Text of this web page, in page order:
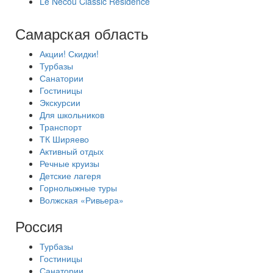
Самарская область
Акции! Скидки!
Турбазы
Санатории
Гостиницы
Экскурсии
Для школьников
Транспорт
ТК Ширяево
Активный отдых
Речные круизы
Детские лагеря
Горнолыжные туры
Волжская «Ривьера»
Россия
Турбазы
Гостиницы
Санатории